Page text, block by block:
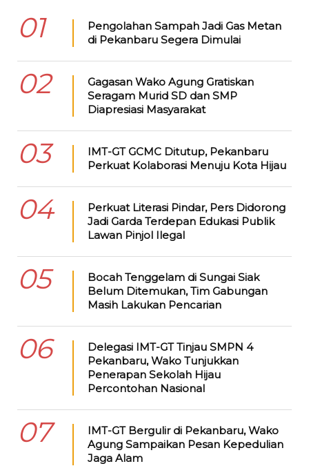
01
Pengolahan Sampah Jadi Gas Metan
di Pekanbaru Segera Dimulai
02
Gagasan Wako Agung Gratiskan
Seragam Murid SD dan SMP
Diapresiasi Masyarakat
03
IMT-GT GCMC Ditutup, Pekanbaru
Perkuat Kolaborasi Menuju Kota Hijau
04
Perkuat Literasi Pindar, Pers Didorong
Jadi Garda Terdepan Edukasi Publik
Lawan Pinjol Ilegal
05
Bocah Tenggelam di Sungai Siak
Belum Ditemukan, Tim Gabungan
Masih Lakukan Pencarian
06
Delegasi IMT-GT Tinjau SMPN 4
Pekanbaru, Wako Tunjukkan
Penerapan Sekolah Hijau
Percontohan Nasional
07
IMT-GT Bergulir di Pekanbaru, Wako
Agung Sampaikan Pesan Kepedulian
Jaga Alam